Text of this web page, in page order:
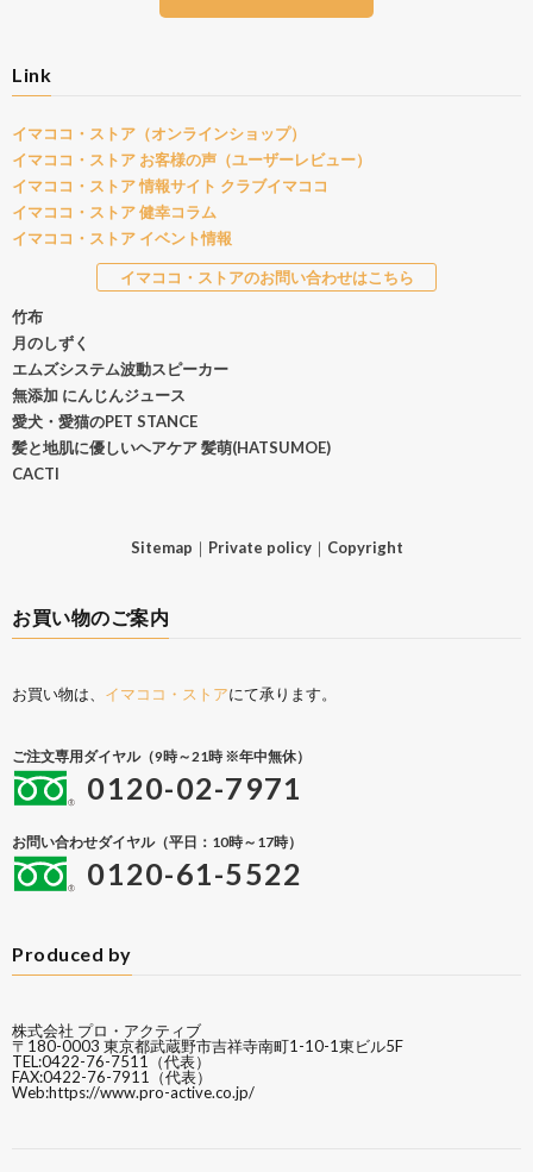
Link
イマココ・ストア（オンラインショップ）
イマココ・ストア お客様の声（ユーザーレビュー）
イマココ・ストア 情報サイト クラブイマココ
イマココ・ストア 健幸コラム
イマココ・ストア イベント情報
イマココ・ストアのお問い合わせはこちら
竹布
月のしずく
エムズシステム波動スピーカー
無添加 にんじんジュース
愛犬・愛猫のPET STANCE
髪と地肌に優しいヘアケア 髪萌(HATSUMOE)
CACTI
Sitemap ｜ Private policy｜ Copyright
お買い物のご案内
お買い物は、 イマココ・ストアにて承ります。
ご注文専用ダイヤル（9時～21時 ※年中無休）
0120-02-7971
お問い合わせダイヤル（平日：10時～17時）
0120-61-5522
Produced by
株式会社 プロ・アクティブ
〒180-0003 東京都武蔵野市吉祥寺南町1-10-1東ビル5F
TEL:0422-76-7511（代表）
FAX:0422-76-7911（代表）
Web:https://www.pro-active.co.jp/